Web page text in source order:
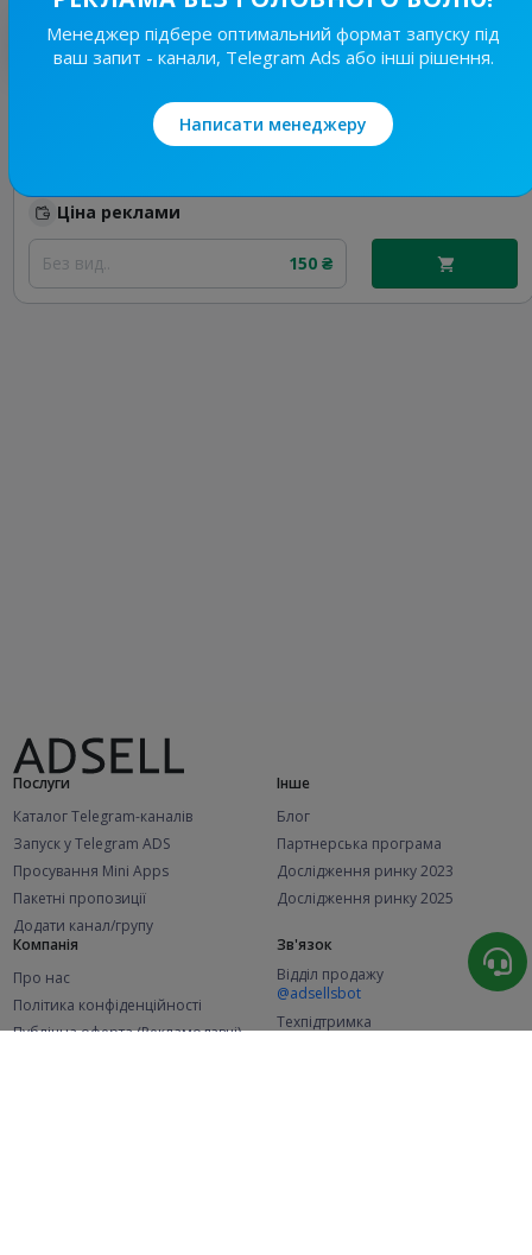
Найкращі за темою
19.7K/
4.6K
Новини Львівщини та України
Ціна реклами
Без вид.. 150 ₴
Послуги
Каталог Telegram-каналів
Запуск у Telegram ADS
Просування Mini Apps
Пакетні пропозиції
Додати канал/групу
Інше
Блог
Партнерська програма
Дослідження ринку 2023
Дослідження ринку 2025
Компанія
Про нас
Політика конфіденційності
Публічна оферта (Рекламодавці)
Зв'язок
Відділ продажу
@adsellsbot
Техпідтримка
Менеджер підбере оптимальний формат запуску під
ваш запит - канали, Telegram Ads або інші рішення.
Написати менеджеру